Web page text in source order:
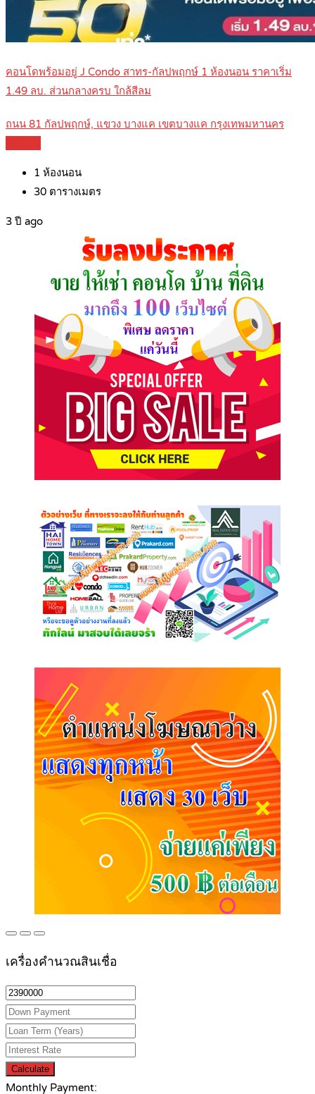
คอนโดพร้อมอยู่ J Condo สาทร-กัลปพฤกษ์ 1 ห้องนอน ราคาเริ่ม
1.49 ลบ. ส่วนกลางครบ ใกล้สีลม
ถนน 81 กัลปพฤกษ์, แขวง บางแค เขตบางแค กรุงเทพมหานคร
1 ห้องนอน
30 ตารางเมตร
3 ปี ago
เครื่องคำนวณสินเชื่อ
Calculate
Monthly Payment: